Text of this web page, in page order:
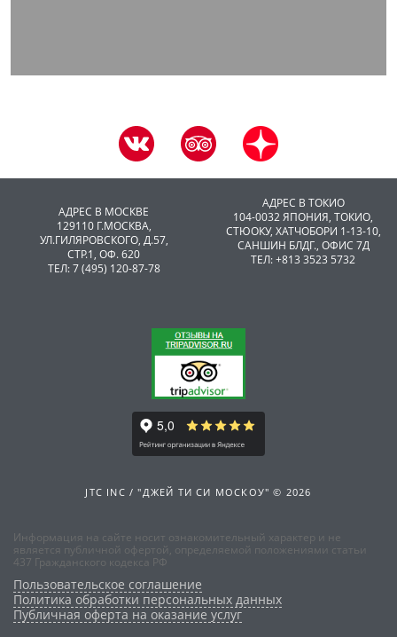
АДРЕС В МОСКВЕ
129110 Г.МОСКВА,
УЛ.ГИЛЯРОВСКОГО, Д.57,
СТР.1, ОФ. 620
ТЕЛ: 7 (495) 120-87-78
АДРЕС В ТОКИО
104-0032 ЯПОНИЯ, ТОКИО,
CТЮОКУ, ХАТЧОБОРИ 1-13-10,
САНШИН БЛДГ., ОФИС 7Д
ТЕЛ: +813 3523 5732
JTC INC / "ДЖЕЙ ТИ СИ МОСКОУ" © 2026
Информация на сайте носит ознакомительный характер и не
является публичной офертой, определяемой положениями статьи
437 Гражданского кодекса РФ
Пользовательское соглашение
Политика обработки персональных данных
Публичная оферта на оказание услуг